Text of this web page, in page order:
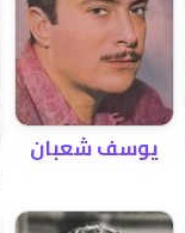
يوسف شعبان